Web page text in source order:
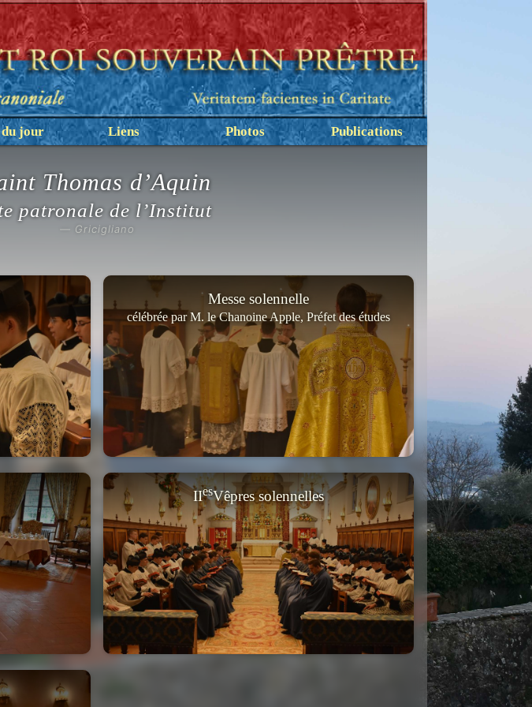
du jour Liens Photos Publications
Thomas d’Aquin
patronale de l’Institut
— Gricigliano
Messe solennelle
célébrée par M. le Chanoine Apple, Préfet des études
IIesVêpres solennelles